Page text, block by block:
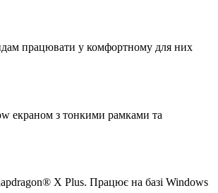
працювати у комфортному для них
екраном з тонкими рамками та
X Plus. Працює на базі Windows